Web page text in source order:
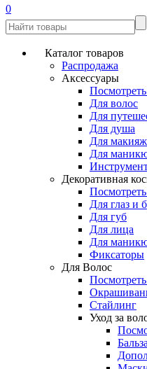
0
Каталог товаров
Распродажа
Аксессуары
Для волос
Для
Для душа
Для
Для
Декоративная
Для глаз и
Для губ
Для лица
Для
Фиксаторы
Для Волос
Стайлинг
Уход за